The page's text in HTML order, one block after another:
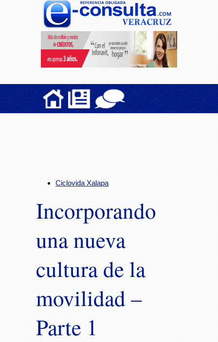
Ciclovida Xalapa
Incorporando
una nueva
cultura de la
movilidad –
Parte 1